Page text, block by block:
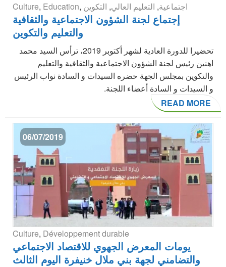
Culture, Education, اجتماعية, التعليم العالي, التكوين
إجتماع لجنة الشؤون الاجتماعية والثقافية
والتعليم والتكوين
تحضيرا للدورة العادية لشهر أكتوبر 2019، ترأس السيد محمد
اهنين رئيس لجنة الشؤون الاجتماعية والثقافية والتعليم
والتكوين بمجلس الجهة حضره السيدات و السادة نواب الرئيس
و السيدات و السادة أعضاء اللجنة.
READ MORE
06/07/2019
Culture, Développement durable
يومات المعرض الجهوي للاقتصاد الاجتماعي
والتضامني لجهة بني ملال خنيفرة اليوم الثالث